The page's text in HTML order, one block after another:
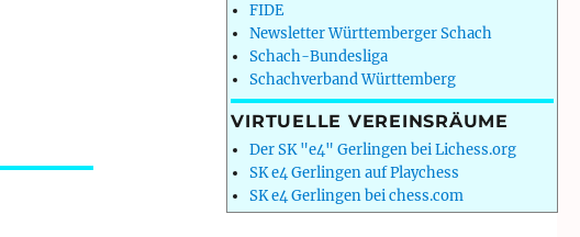
FIDE
Newsletter Württemberger Schach
Schach-Bundesliga
Schachverband Württemberg
VIRTUELLE VEREINSRÄUME
Der SK "e4" Gerlingen bei Lichess.org
SK e4 Gerlingen auf Playchess
SK e4 Gerlingen bei chess.com